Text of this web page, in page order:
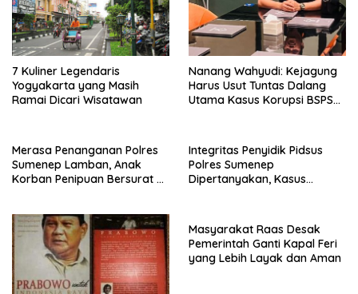
7 Kuliner Legendaris
Yogyakarta yang Masih
Ramai Dicari Wisatawan
Nanang Wahyudi: Kejagung
Harus Usut Tuntas Dalang
Utama Kasus Korupsi BSPS
Merasa Penanganan Polres
Sumenep Lamban, Anak
Korban Penipuan Bersurat ke
Integritas Penyidik Pidsus
Polres Sumenep
Dipertanyakan, Kasus
Kepastian
Masyarakat Raas Desak
Pemerintah Ganti Kapal Feri
yang Lebih Layak dan Aman